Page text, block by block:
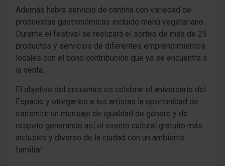
Además habrá servicio de cantina con variedad de
propuestas gastronómicas incluido menú vegetariano.
Durante el festival se realizará el sorteo de más de 25
productos y servicios de diferentes emprendimientos
locales con el bono contribución que ya se encuentra a
la venta.
El objetivo del encuentro es celebrar el aniversario del
Espacio y otorgarles a los artistas la oportunidad de
transmitir un mensaje de igualdad de género y de
respeto generando así el evento cultural gratuito más
inclusivo y diverso de la ciudad con un ambiente
familiar.